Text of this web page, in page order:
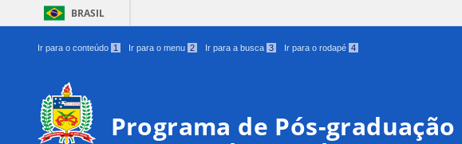
BRASIL
Ir para o conteúdo 1 Ir para o menu 2 Ir para a busca 3 Ir para o rodapé 4
Programa de Pós-